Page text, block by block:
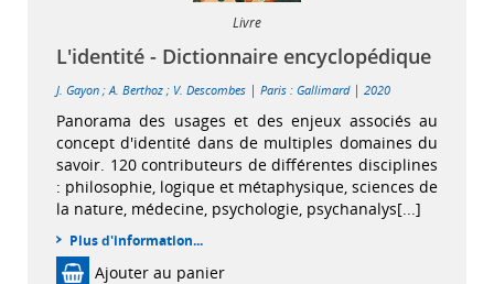
Livre
L'identité - Dictionnaire encyclopédique
J. Gayon ; A. Berthoz ; V. Descombes | Paris : Gallimard| 2020
Panorama des usages et des enjeux associés au
concept d'identité dans de multiples domaines du
savoir. 120 contributeurs de différentes disciplines
: philosophie, logique et métaphysique, sciences de
la nature, médecine, psychologie, psychanalys[...]
Plus d'information...
Ajouter au panier